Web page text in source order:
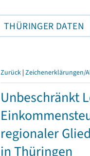
THÜRINGER DATEN
Zurück | Zeichenerklärungen/
Unbeschränkt
regionaler
in Thüringen